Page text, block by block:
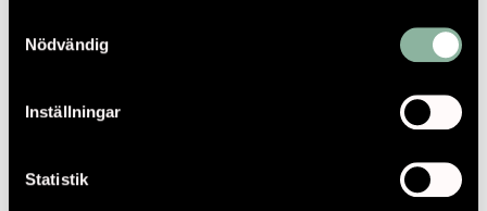
Nödvändig
Inställningar
Statistik